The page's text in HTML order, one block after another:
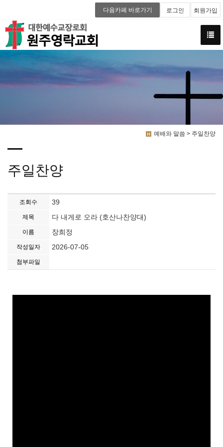
다음카페 바로가기 로그인 회원가입
예배와 말씀 > 주일찬양
주일찬양
조회수 39
제목 다 내게로 오라 (호산나찬양대)
이름 장희정
작성일자 2026-07-05
첨부파일